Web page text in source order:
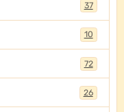
37
10
72
26